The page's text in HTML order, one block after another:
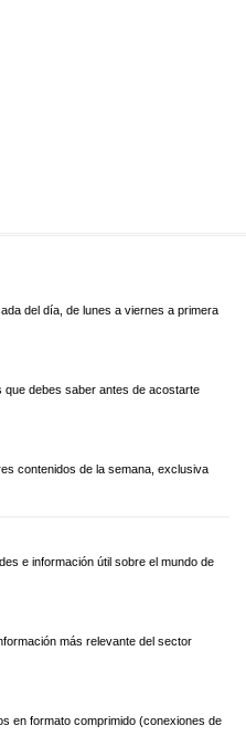
del día, de lunes a viernes a primera
que debes saber antes de acostarte
contenidos de la semana, exclusiva
e información útil sobre el mundo de
más relevante del sector
en formato comprimido (conexiones de